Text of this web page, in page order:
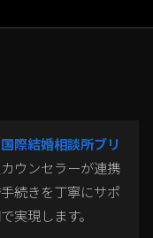
国際結婚相談所ブリ
ウンセラーが連携
続きを丁寧にサポ
実現します。